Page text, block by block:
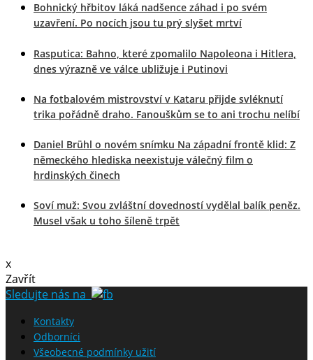
Bohnický hřbitov láká nadšence záhad i po svém
uzavření. Po nocích jsou tu prý slyšet mrtví
Rasputica: Bahno, které zpomalilo Napoleona i Hitlera,
dnes výrazně ve válce ubližuje i Putinovi
Na fotbalovém mistrovství v Kataru přijde svléknutí
trika pořádně draho. Fanouškům se to ani trochu nelíbí
Daniel Brühl o novém snímku Na západní frontě klid: Z
německého hlediska neexistuje válečný film o
hrdinských činech
Soví muž: Svou zvláštní dovedností vydělal balík peněz.
Musel však u toho šíleně trpět
x
Zavřít
Sledujte nás na
Kontakty
Odborníci
Všeobecné podmínky užití